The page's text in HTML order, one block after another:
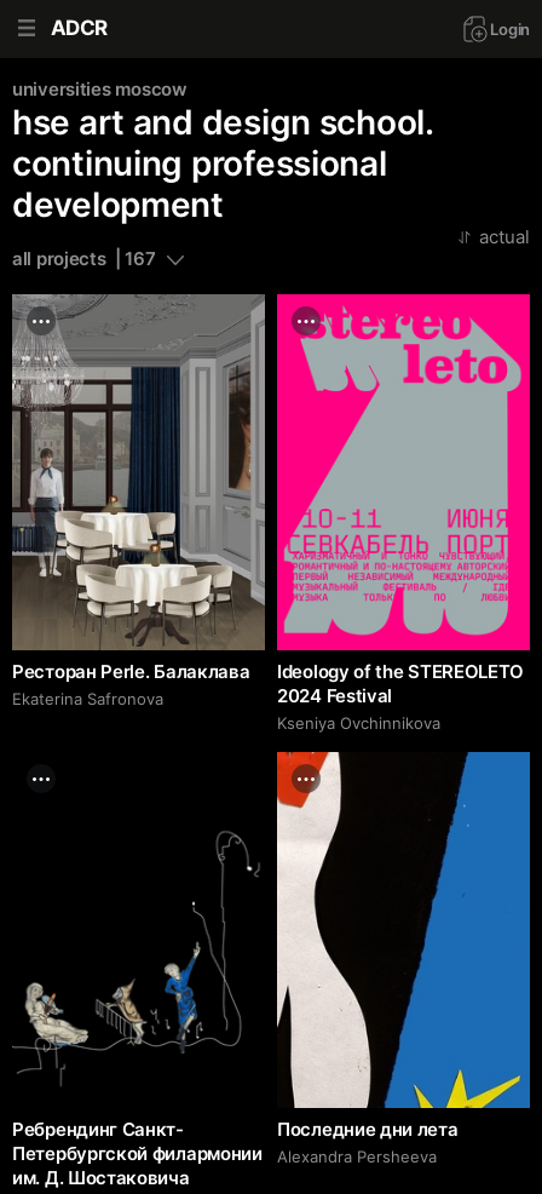
ADCR Login
universities moscow
hse art and design school.
continuing professional
development
all projects  | 167
actual
Ресторан Perle. Балаклава
Ekaterina Safronova
Ideology of the STEREOLETO
2024 Festival
Kseniya Ovchinnikova
Ребрендинг Санкт-
Петербургской филармонии
им. Д. Шостаковича
Последние дни лета
Alexandra Persheeva